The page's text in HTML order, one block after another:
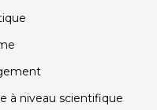
à niveau scientifique